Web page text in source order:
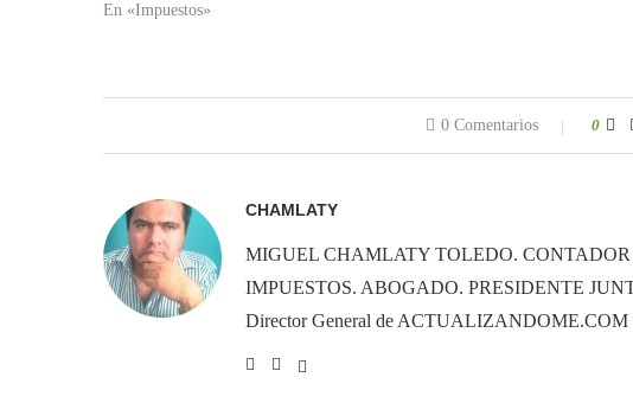
En «Impuestos»
0 Comentarios 0
CHAMLATY
MIGUEL CHAMLATY TOLEDO.
IMPUESTOS. ABOGADO. PRESIDENTE
Director General de ACTUALIZANDOME.COM